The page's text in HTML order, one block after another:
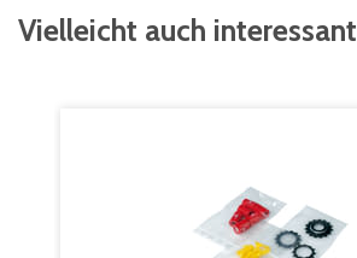
Vielleicht auch interessant